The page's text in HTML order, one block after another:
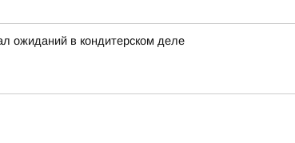
ожиданий в кондитерском деле